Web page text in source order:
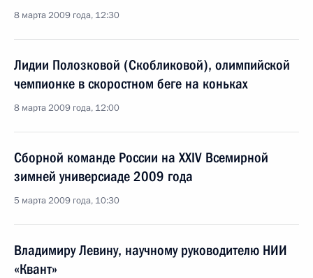
8 марта 2009 года, 12:30
Лидии Полозковой (Скобликовой), олимпийской
чемпионке в скоростном беге на коньках
8 марта 2009 года, 12:00
Сборной команде России на XXIV Всемирной
зимней универсиаде 2009 года
5 марта 2009 года, 10:30
Владимиру Левину, научному руководителю НИИ
«Квант»